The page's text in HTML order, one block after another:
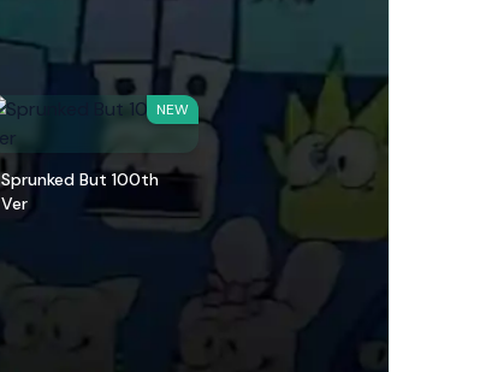
NEW
Sprunked But 100th
Ver